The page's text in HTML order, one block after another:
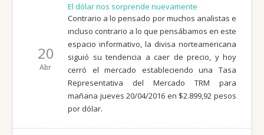
20
Abr
El dólar nos sorprende nuevamente
Contrario a lo pensado por muchos analistas e
incluso contrario a lo que pensábamos en este
espacio informativo, la divisa norteamericana
siguió su tendencia a caer de precio, y hoy
cerró el mercado estableciendo una Tasa
Representativa del Mercado TRM para
mañana jueves 20/04/2016 en $2.899,92 pesos
por dólar.